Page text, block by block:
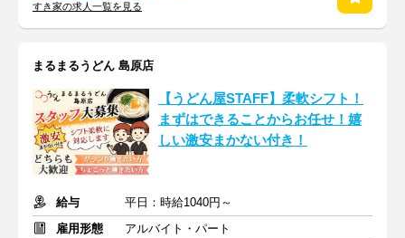
すき家の求人一覧を見る
まるまるうどん 島原店
【うどん屋STAFF】柔軟シフト！
まずはできることからお任せ！嬉
しい激安まかない付き！
給与
平日：時給1040円～
雇用形態
アルバイト・パート